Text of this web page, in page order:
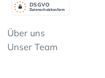
Datenschutzkonform
DSGVO
Über uns
Unser Team